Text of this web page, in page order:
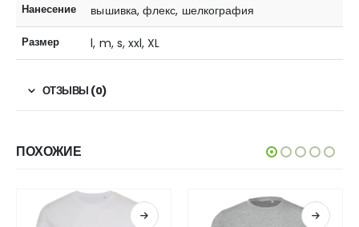
Нанесение вышивка, флекс, шелкография
Размер l, m, s, xxl, XL
ОТЗЫВЫ (0)
ПОХОЖИЕ